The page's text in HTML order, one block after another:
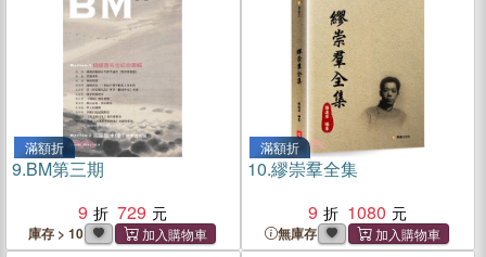
滿額折
9.BM第三期
9
729
庫存 > 10
滿額折
10.繆崇羣全集
9
1080
無庫存